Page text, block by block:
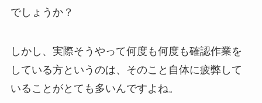
でしょうか？
しかし、実際そうやって何度も何度も確認作業を
している方というのは、そのこと自体に疲弊して
いることがとても多いんですよね。